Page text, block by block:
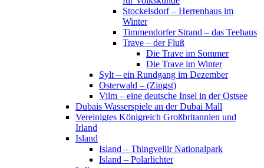
Stockelsdorf – Herrenhaus im
Winter
Timmendorfer Strand – das Teehaus
Trave – der Fluß
Die Trave im Sommer
Die Trave im Winter
Sylt – ein Rundgang im Dezember
Osterwald – (Zingst)
Vilm – eine deutsche Insel in der Ostsee
Dubais Wasserspiele an der Dubai Mall
Vereinigtes Königreich Großbritannien und
Irland
Island
Island – Thingvellir Nationalpark
Island – Polarlichter